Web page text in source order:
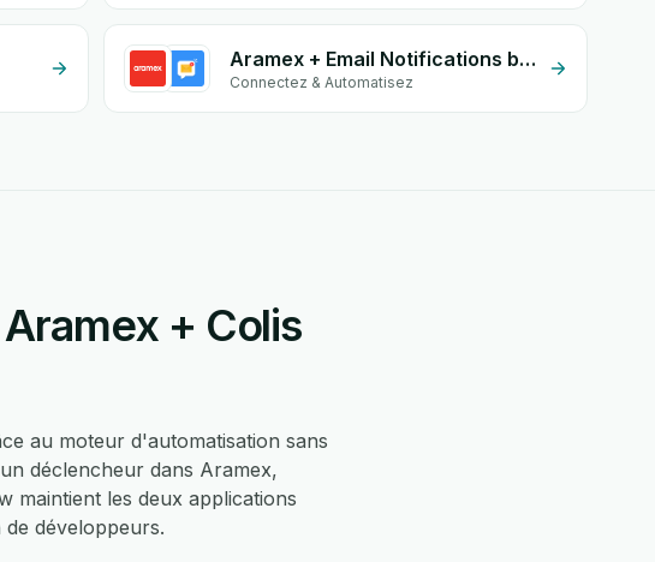
Aramex + Email Notifications by eGrow
Connectez & Automatisez
+ Colis
au moteur d'automatisation sans
déclencheur dans Aramex,
maintient les deux applications
développeurs.